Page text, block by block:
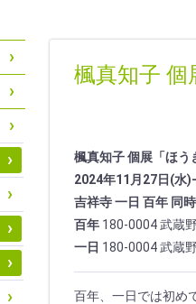
楓真知子
楓真知子 個展「ほう
2024年11月27日(水
吉祥寺 一日 百年 同
百年 180-0004 武蔵
一日 180-0004 武蔵
百年、一日では初め